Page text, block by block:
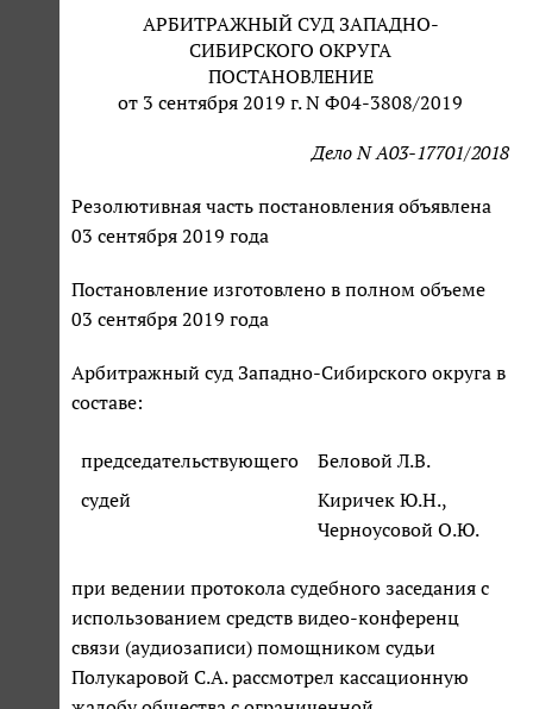
АРБИТРАЖНЫЙ СУД ЗАПАДНО-
СИБИРСКОГО ОКРУГА
ПОСТАНОВЛЕНИЕ
от 3 сентября 2019 г. N Ф04-3808/2019
Дело N А03-17701/2018
Резолютивная часть постановления объявлена
03 сентября 2019 года
Постановление изготовлено в полном объеме
03 сентября 2019 года
Арбитражный суд Западно-Сибирского округа в
составе:
председательствующего
Беловой Л.В.
судей
Киричек Ю.Н.,
Черноусовой О.Ю.
при ведении протокола судебного заседания с
использованием средств видео-конференц
связи (аудиозаписи) помощником судьи
Полукаровой С.А. рассмотрел кассационную